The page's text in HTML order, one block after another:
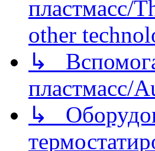
пластмасс/
other
↳
пластмасс/
↳